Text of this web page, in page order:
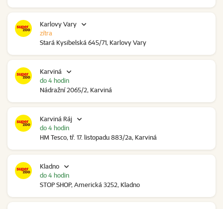
Karlovy Vary
Stará Kysibelská 645/71, Karlovy Vary
zítra
Karviná
Nádražní 2065/2, Karviná
do 4 hodin
Karviná Ráj
HM Tesco, tř. 17. listopadu 883/2a, Karviná
do 4 hodin
Kladno
STOP SHOP, Americká 3252, Kladno
do 4 hodin